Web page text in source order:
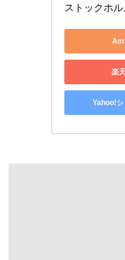
ストックホ
楽
Yahoo!